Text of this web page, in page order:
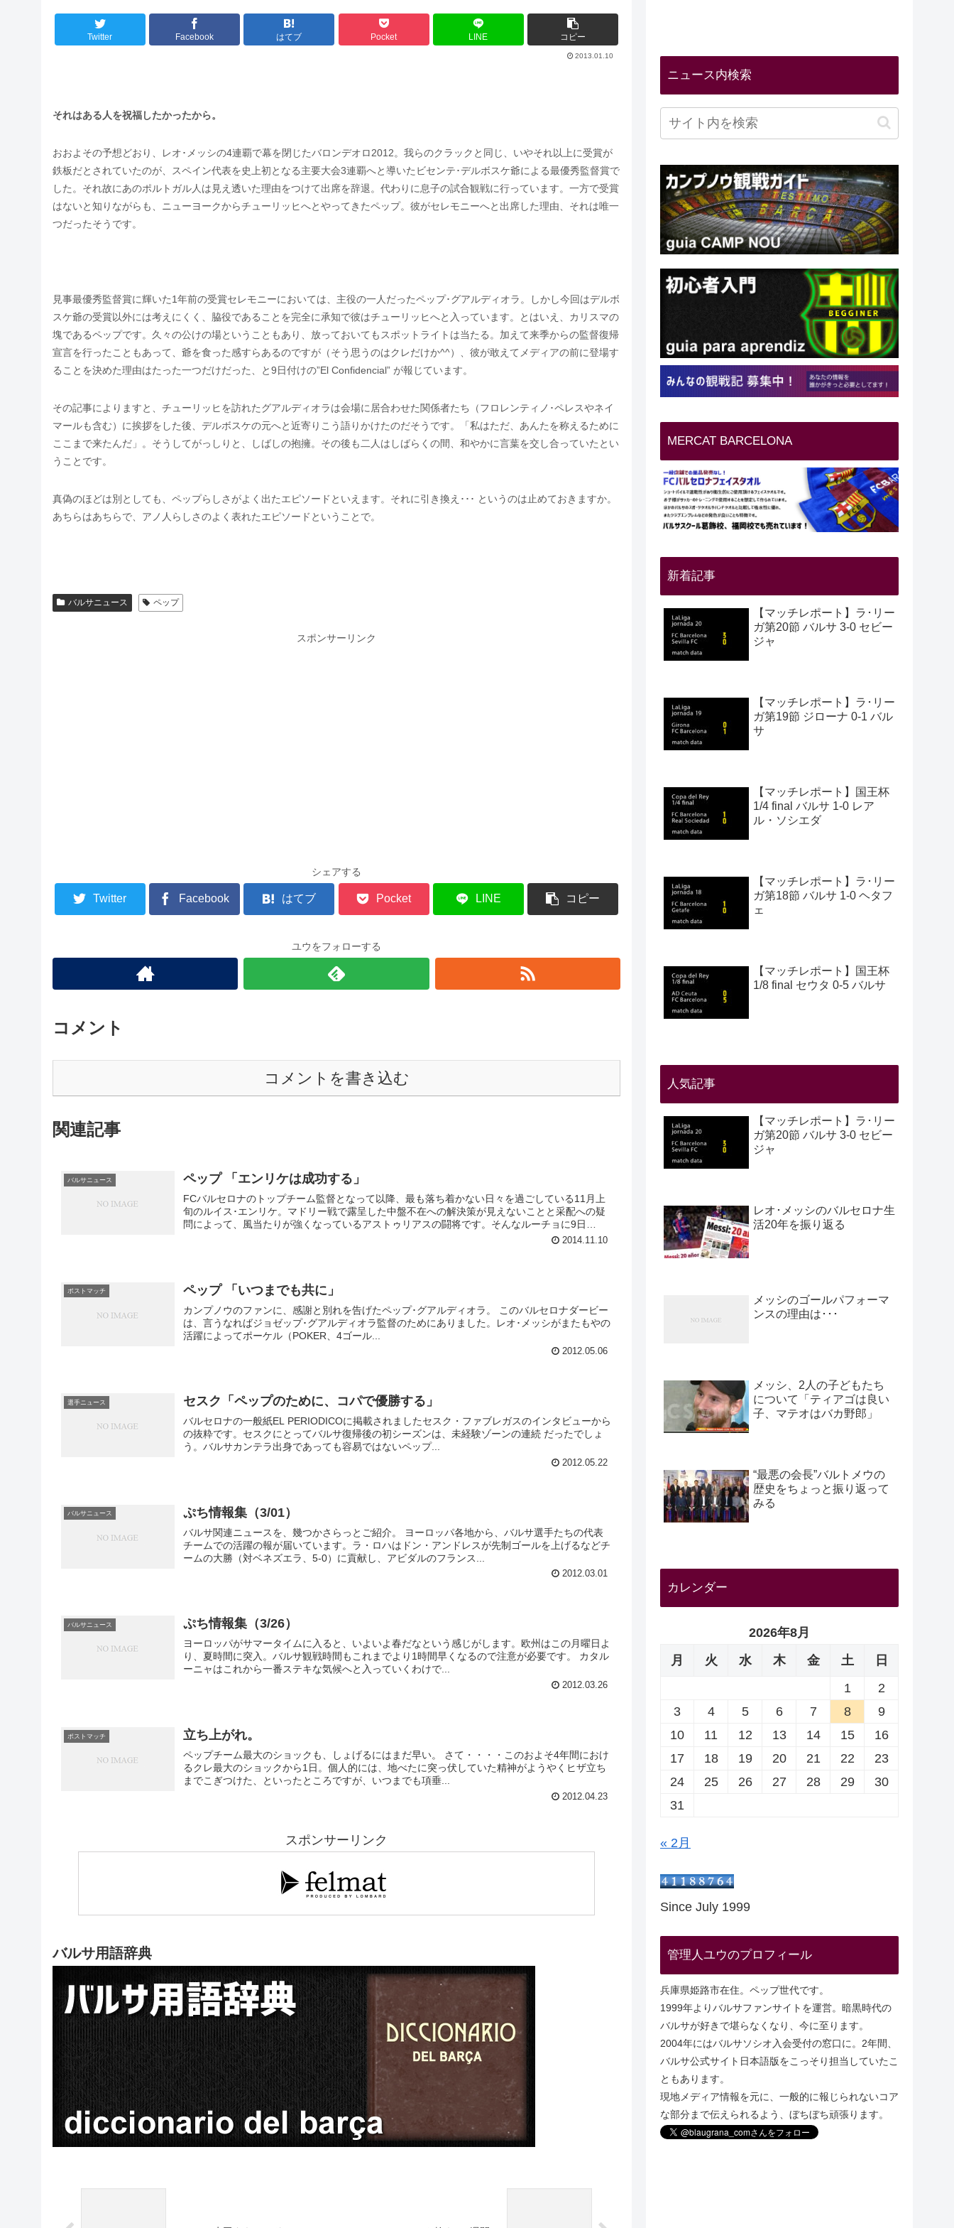
Twitter Facebook はてブ Pocket LINE コピー
2013.01.10
それはある人を祝福したかったから。
おおよその予想どおり、レオ･メッシの4連覇で幕を閉じたバロンデオロ2012。我らのクラックと同じ、いやそれ以上に受賞が
鉄板だとされていたのが、スペイン代表を史上初となる主要大会3連覇へと導いたビセンテ･デルボスケ爺による最優秀監督賞で
した。それ故にあのポルトガル人は見え透いた理由をつけて出席を辞退。代わりに息子の試合観戦に行っています。一方で受賞
はないと知りながらも、ニューヨークからチューリッヒへとやってきたペップ。彼がセレモニーへと出席した理由、それは唯一
つだったそうです。
見事最優秀監督賞に輝いた1年前の受賞セレモニーにおいては、主役の一人だったペップ･グアルディオラ。しかし今回はデルボ
スケ爺の受賞以外には考えにくく、脇役であることを完全に承知で彼はチューリッヒへと入っています。とはいえ、カリスマの
塊であるペップです。久々の公けの場ということもあり、放っておいてもスポットライトは当たる。加えて来季からの監督復帰
宣言を行ったこともあって、爺を食った感すらあるのですが（そう思うのはクレだけか^^）、彼が敢えてメディアの前に登場す
ることを決めた理由はたった一つだけだった、と9日付けの”El Confidencial” が報じています。
その記事によりますと、チューリッヒを訪れたグアルディオラは会場に居合わせた関係者たち（フロレンティノ･ペレスやネイ
マールも含む）に挨拶をした後、デルボスケの元へと近寄りこう語りかけたのだそうです。「私はただ、あんたを称えるために
ここまで来たんだ」。そうしてがっしりと、しばしの抱擁。その後も二人はしばらくの間、和やかに言葉を交し合っていたとい
うことです。
真偽のほどは別としても、ペップらしさがよく出たエピソードといえます。それに引き換え･･･ というのは止めておきますか。
あちらはあちらで、アノ人らしさのよく表れたエピソードということで。
バルサニュース ペップ
スポンサーリンク
シェアする
Twitter Facebook はてブ Pocket LINE コピー
ユウをフォローする
コメント
コメントを書き込む
関連記事
バルサニュース ペップ 「エンリケは成功する」
FCバルセロナのトップチーム監督となって以降、最も落ち着かない日々を過ごしている11月上
旬のルイス･エンリケ。マドリー戦で露呈した中盤不在への解決策が見えないことと采配への疑
問によって、風当たりが強くなっているアストゥリアスの闘将です。そんなルーチョに9日
（日）、心強い応援メッセージが届きました。“援軍”となったのはドイツより訪れしカタルーニ
2014.11.10
ポストマッチ ペップ 「いつまでも共に」
カンプノウのファンに、感謝と別れを告げたペップ･グアルディオラ。 このバルセロナダービー
は、言うなればジョゼップ･グアルディオラ監督のためにありました。レオ･メッシがまたもやの
活躍によってポーケル（POKER、4ゴール...
2012.05.06
選手ニュース セスク「ペップのために、コパで優勝する」
バルセロナの一般紙EL PERIODICOに掲載されましたセスク・ファブレガスのインタビューから
の抜粋です。セスクにとってバルサ復帰後の初シーズンは、未経験ゾーンの連続 だったでしょ
う。バルサカンテラ出身であっても容易ではないペップ...
2012.05.22
バルサニュース ぷち情報集（3/01）
バルサ関連ニュースを、幾つかさらっとご紹介。 ヨーロッパ各地から、バルサ選手たちの代表
チームでの活躍の報が届いています。ラ・ロハはドン・アンドレスが先制ゴールを上げるなどチ
ームの大勝（対ベネズエラ、5-0）に貢献し、アビダルのフランス...
2012.03.01
バルサニュース ぷち情報集（3/26）
ヨーロッパがサマータイムに入ると、いよいよ春だなという感じがします。欧州はこの月曜日よ
り、夏時間に突入。バルサ観戦時間もこれまでより1時間早くなるので注意が必要です。 カタル
ーニャはこれから一番ステキな気候へと入っていくわけで...
2012.03.26
ポストマッチ 立ち上がれ。
ペップチーム最大のショックも、しょげるにはまだ早い。 さて・・・・このおよそ4年間におけ
るクレ最大のショックから1日。個人的には、地べたに突っ伏していた精神がようやくヒザ立ち
までこぎつけた、といったところですが、いつまでも項垂...
2012.04.23
スポンサーリンク
バルサ用語辞典
ニュース内検索
MERCAT BARCELONA
新着記事
【マッチレポート】ラ･リー
ガ第20節 バルサ 3-0 セビー
ジャ
【マッチレポート】ラ･リー
ガ第19節 ジローナ 0-1 バル
サ
【マッチレポート】国王杯
1/4 final バルサ 1-0 レア
ル・ソシエダ
【マッチレポート】ラ･リー
ガ第18節 バルサ 1-0 ヘタフ
ェ
【マッチレポート】国王杯
1/8 final セウタ 0-5 バルサ
人気記事
【マッチレポート】ラ･リー
ガ第20節 バルサ 3-0 セビー
ジャ
レオ･メッシのバルセロナ生
活20年を振り返る
メッシのゴールパフォーマ
ンスの理由は･･･
メッシ、2人の子どもたち
について「ティアゴは良い
子、マテオはバカ野郎」
“最悪の会長”バルトメウの
歴史をちょっと振り返って
みる
カレンダー
2026年8月
月
火 水 木 金 土
日
1
2
3
4 5 6 7 8
9
10
11 12 13 14 15
16
17
18 19 20 21 22
23
24
25 26 27 28 29
30
31
« 2月
Since July 1999
管理人ユウのプロフィール
兵庫県姫路市在住。ペップ世代です。
1999年よりバルサファンサイトを運営。暗黒時代の
バルサが好きで堪らなくなり、今に至ります。
2004年にはバルサソシオ入会受付の窓口に。2年間、
バルサ公式サイト日本語版をこっそり担当していたこ
ともあります。
現地メディア情報を元に、一般的に報じられないコア
な部分まで伝えられるよう、ぼちぼち頑張ります。